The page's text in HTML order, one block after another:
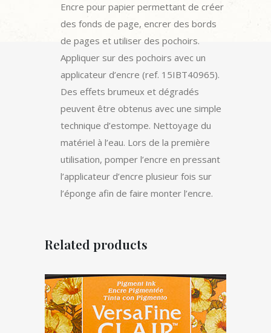
Encre pour papier permettant de créer
des fonds de page, encrer des bords
de pages et utiliser des pochoirs.
Appliquer sur des pochoirs avec un
applicateur d’encre (ref. 15IBT40965).
Des effets brumeux et dégradés
peuvent être obtenus avec une simple
technique d’estompe. Nettoyage du
matériel à l’eau. Lors de la première
utilisation, pomper l’encre en pressant
l’applicateur d’encre plusieur fois sur
l’éponge afin de faire monter l’encre.
Related products